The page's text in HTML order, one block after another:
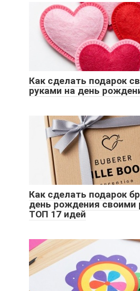
Как сделать подарок
руками на день
Как сделать подарок
день рождения своими
ТОП 17 идей